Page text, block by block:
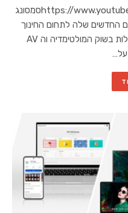
https://www.youtube.com/watch?v=Le7b00p5-D4סמסונג
החדשים שלה לתחום החינוך
כבכל שנה חדשה, החברות המובילות בשוק המולטימדיה וה AV
על…